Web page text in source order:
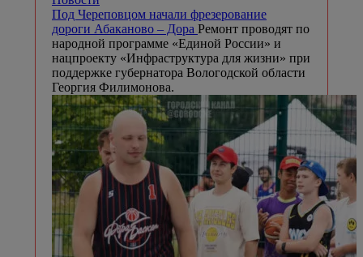
Под Череповцом начали фрезерование
дороги Абаканово – Дора Ремонт проводят по
народной программе «Единой России» и
нацпроекту «Инфраструктура для жизни» при
поддержке губернатора Вологодской области
Георгия Филимонова.